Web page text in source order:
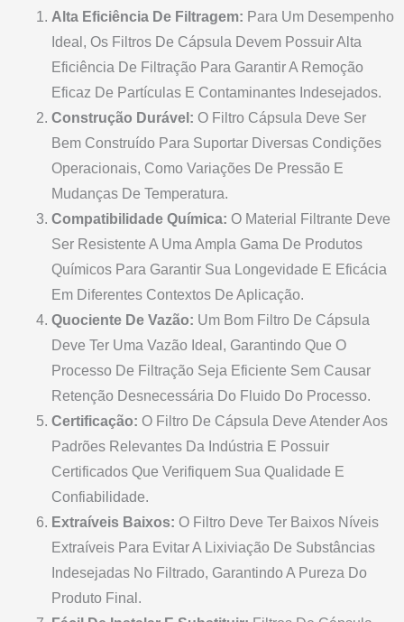
Alta Eficiência De Filtragem: Para Um Desempenho
Ideal, Os Filtros De Cápsula Devem Possuir Alta
Eficiência De Filtração Para Garantir A Remoção
Eficaz De Partículas E Contaminantes Indesejados.
Construção Durável: O Filtro Cápsula Deve Ser
Bem Construído Para Suportar Diversas Condições
Operacionais, Como Variações De Pressão E
Mudanças De Temperatura.
Compatibilidade Química: O Material Filtrante Deve
Ser Resistente A Uma Ampla Gama De Produtos
Químicos Para Garantir Sua Longevidade E Eficácia
Em Diferentes Contextos De Aplicação.
Quociente De Vazão: Um Bom Filtro De Cápsula
Deve Ter Uma Vazão Ideal, Garantindo Que O
Processo De Filtração Seja Eficiente Sem Causar
Retenção Desnecessária Do Fluido Do Processo.
Certificação: O Filtro De Cápsula Deve Atender Aos
Padrões Relevantes Da Indústria E Possuir
Certificados Que Verifiquem Sua Qualidade E
Confiabilidade.
Extraíveis Baixos: O Filtro Deve Ter Baixos Níveis
Extraíveis Para Evitar A Lixiviação De Substâncias
Indesejadas No Filtrado, Garantindo A Pureza Do
Produto Final.